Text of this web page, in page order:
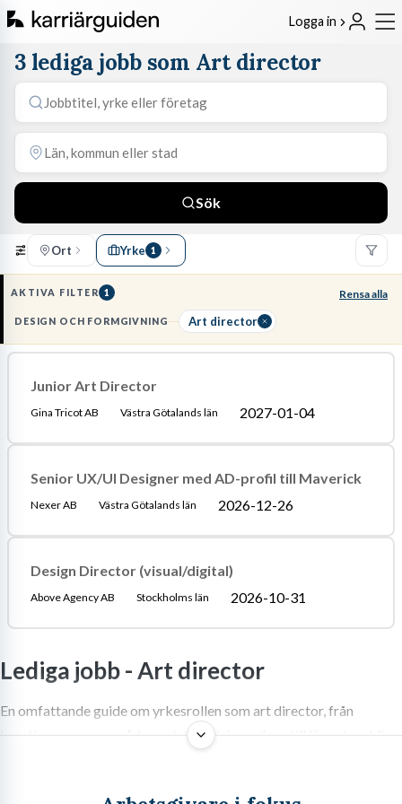
Logga in
3 lediga jobb som Art director
Sök
Ort Yrke 1
AKTIVA FILTER 1 Rensa alla
DESIGN OCH FORMGIVNING Art director
Junior Art Director
Gina Tricot AB Västra Götalands län 2027-01-04
Senior UX/UI Designer med AD-profil till Maverick
Nexer AB Västra Götalands län 2026-12-26
Design Director (visual/digital)
Above Agency AB Stockholms län 2026-10-31
Lediga jobb -Art director
En omfattande guide om yrkesrollen som art director, från
kreativa ansvarsområden och utbildningsvägar till löneutveckling